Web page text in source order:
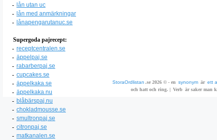
- lån utan uc
- lån med anmärkningar
- lånapengarutanuc.se
Supergoda pajrecept:
- receptcentralen.se
- äppelpaj.se
- rabarberpaj.se
- cupcakes.se
- äppelkaka.se
- äppelkaka.nu
- blåbärspaj.nu
- chokladmousse.se
- smultronpaj.se
- citronpaj.se
- matkanalen.se
StoraOrdlistan .se 2026 © - en synonym är ett
och hatt och ring. | Verb är saker man